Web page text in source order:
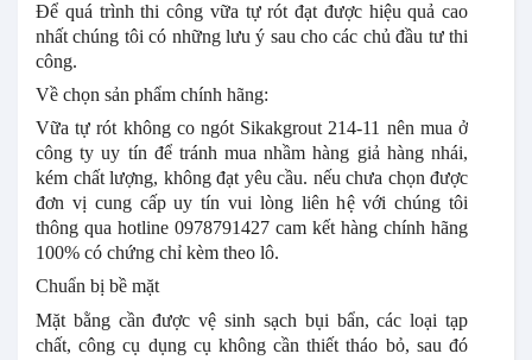
Để quá trình thi công vữa tự rót đạt được hiệu quả cao
nhất chúng tôi có những lưu ý sau cho các chủ đầu tư thi
công.
Về chọn sản phẩm chính hãng:
Vữa tự rót không co ngót Sikakgrout 214-11 nên mua ở
công ty uy tín để tránh mua nhầm hàng giả hàng nhái,
kém chất lượng, không đạt yêu cầu. nếu chưa chọn được
đơn vị cung cấp uy tín vui lòng liên hệ với chúng tôi
thông qua hotline 0978791427 cam kết hàng chính hãng
100% có chứng chỉ kèm theo lô.
Chuẩn bị bề mặt
Mặt bằng cần được vệ sinh sạch bụi bẩn, các loại tạp
chất, công cụ dụng cụ không cần thiết tháo bỏ, sau đó